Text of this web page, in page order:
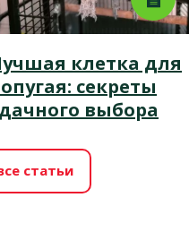
клетка для
секреты
выбора
статьи